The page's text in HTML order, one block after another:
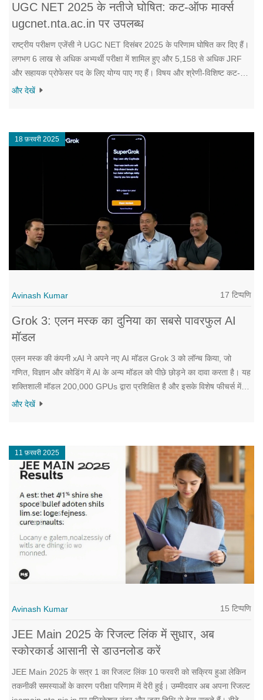
UGC NET 2025 के नतीजे घोषित: कट-ऑफ मार्क्स
ugcnet.nta.ac.in पर उपलब्ध
राष्ट्रीय परीक्षण एजेंसी ने UGC NET दिसंबर 2025 के परिणाम घोषित कर दिए हैं।
लगभग 6 लाख से अधिक अभ्यर्थी परीक्षा में शामिल हुए और 5,158 से अधिक JRF
और सहायक प्रोफेसर पद के लिए योग्य पाए गए हैं। विषय और श्रेणी-विशिष्ट कट-
ऑफ प्रतिस्पर्धा स्तर को दर्शाते हैं।
और देखें
18 फ़रवरी 2025
Avinash Kumar 17 टिप्पणि
Grok 3: एलन मस्क का दुनिया का सबसे पावरफुल AI
मॉडल
एलन मस्क की कंपनी xAI ने अपने नए AI मॉडल Grok 3 को लॉन्च किया, जो
गणित, विज्ञान और कोडिंग में AI के अन्य मॉडल को पीछे छोड़ने का दावा करता है। यह
शक्तिशाली मॉडल 200,000 GPUs द्वारा प्रशिक्षित है और इसके विशेष फीचर्स में
डीपसर्च और विविध मॉडल्स का पारिवारिक सेट शामिल है।
और देखें
11 फ़रवरी 2025
Avinash Kumar 15 टिप्पणि
JEE Main 2025 के रिजल्ट लिंक में सुधार, अब
स्कोरकार्ड आसानी से डाउनलोड करें
JEE Main 2025 के सत्र 1 का रिजल्ट लिंक 10 फरवरी को सक्रिय हुआ लेकिन
तकनीकी समस्याओं के कारण परीक्षा परिणाम में देरी हुई। उम्मीदवार अब अपना रिजल्ट